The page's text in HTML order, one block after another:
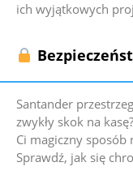
ich wyjątkowych
Santander
zwykły skok na
Ci magiczny sposób
Sprawdź, jak się